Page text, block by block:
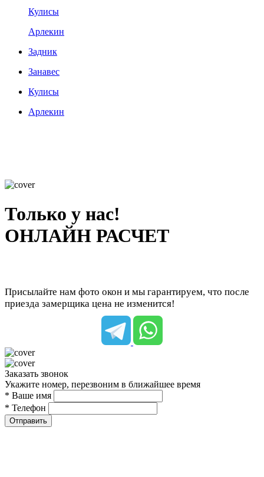
Кулисы
Арлекин
Задник
Занавес
Кулисы
Арлекин
Только у нас!
ОНЛАЙН РАСЧЕТ
Присылайте нам фото окон и мы гарантируем, что после
приезда замерщика цена не изменится!
Заказать звонок
Укажите номер, перезвоним в ближайшее время
* Ваше имя
* Телефон
Отправить